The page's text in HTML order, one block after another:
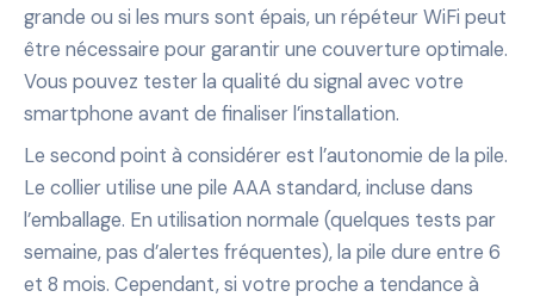
grande ou si les murs sont épais, un répéteur WiFi peut
être nécessaire pour garantir une couverture optimale.
Vous pouvez tester la qualité du signal avec votre
smartphone avant de finaliser l’installation.
Le second point à considérer est l’autonomie de la pile.
Le collier utilise une pile AAA standard, incluse dans
l’emballage. En utilisation normale (quelques tests par
semaine, pas d’alertes fréquentes), la pile dure entre 6
et 8 mois. Cependant, si votre proche a tendance à